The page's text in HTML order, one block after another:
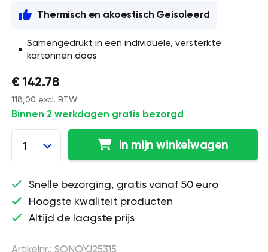
Thermisch en akoestisch Geisoleerd
Samengedrukt in een individuele, versterkte
kartonnen doos
€ 142.78
118,00 excl. BTW
Binnen 2 werkdagen gratis bezorgd
1 In mijn winkelwagen
Snelle bezorging, gratis vanaf 50 euro
Hoogste kwaliteit producten
Altijd de laagste prijs
Artikelnr.: SONOYJ25315